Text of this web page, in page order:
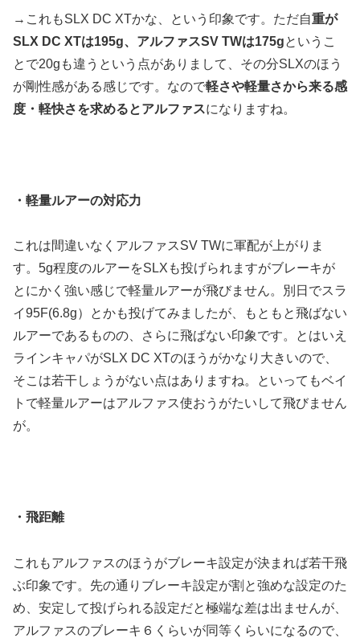
→これもSLX DC XTかな、という印象です。ただ自重が
SLX DC XTは195g、アルファスSV TWは175gというこ
とで20gも違うという点がありまして、その分SLXのほう
が剛性感がある感じです。なので軽さや軽量さから来る感
度・軽快さを求めるとアルファスになりますね。
・軽量ルアーの対応力
これは間違いなくアルファスSV TWに軍配が上がりま
す。5g程度のルアーをSLXも投げられますがブレーキが
とにかく強い感じで軽量ルアーが飛びません。別日でスラ
イ95F(6.8g）とかも投げてみましたが、もともと飛ばない
ルアーであるものの、さらに飛ばない印象です。とはいえ
ラインキャパがSLX DC XTのほうがかなり大きいので、
そこは若干しょうがない点はありますね。といってもベイ
トで軽量ルアーはアルファス使おうがたいして飛びません
が。
・飛距離
これもアルファスのほうがブレーキ設定が決まれば若干飛
ぶ印象です。先の通りブレーキ設定が割と強めな設定のた
め、安定して投げられる設定だと極端な差は出ませんが、
アルファスのブレーキ６くらいが同等くらいになるので、